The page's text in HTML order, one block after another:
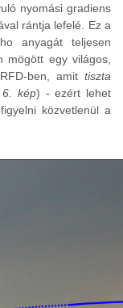
nyomási gradiens
rántja lefelé. Ez a
anyagát teljesen
mögött egy világos,
ben, amit tiszta
6. kép) - ezért lehet
közvetlenül a